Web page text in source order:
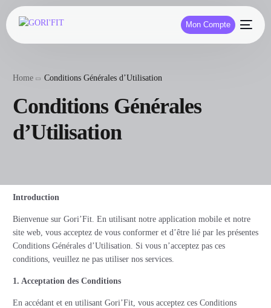
Mon Compte
Home Conditions Générales d’Utilisation
Conditions Générales
d’Utilisation
Introduction
Bienvenue sur Gori’Fit. En utilisant notre application mobile et notre
site web, vous acceptez de vous conformer et d’être lié par les présentes
Conditions Générales d’Utilisation. Si vous n’acceptez pas ces
conditions, veuillez ne pas utiliser nos services.
1. Acceptation des Conditions
En accédant et en utilisant Gori’Fit, vous acceptez ces Conditions